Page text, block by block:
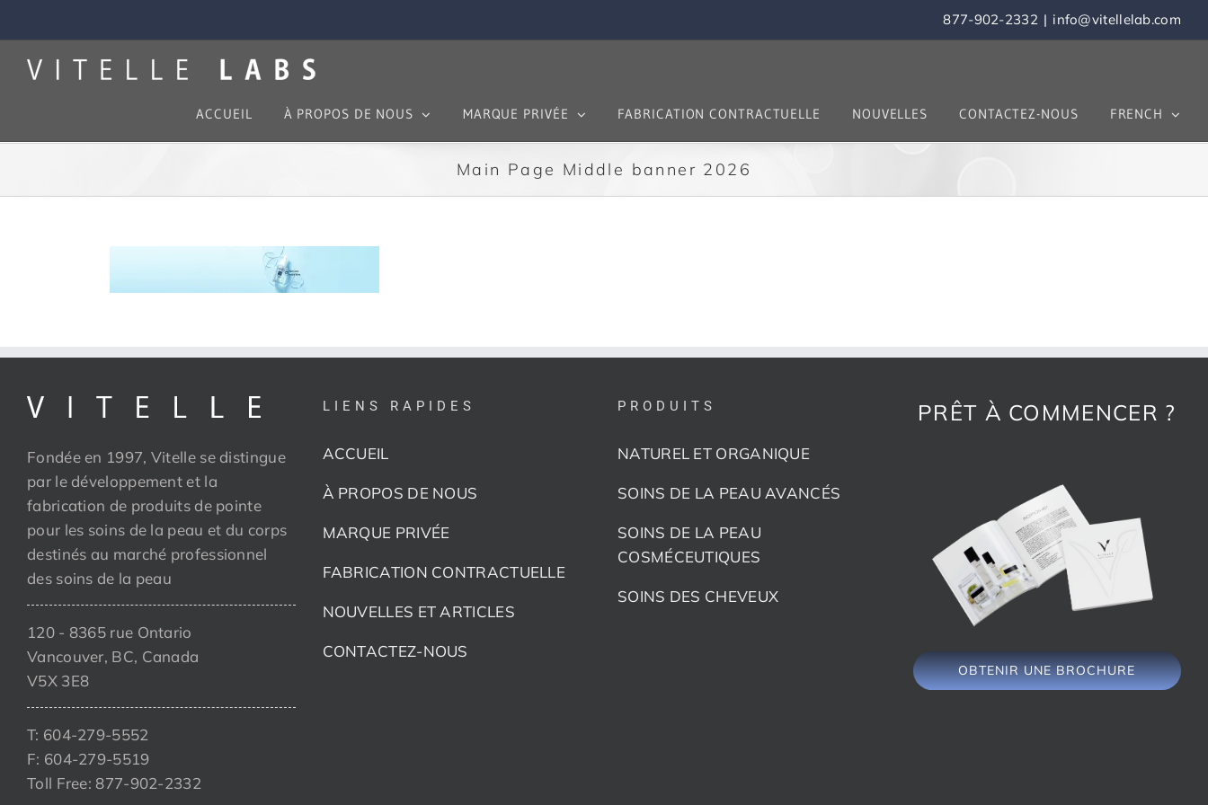
to
content
877-902-2332 | info@vitellelab.com
ACCUEIL À PROPOS DE NOUS MARQUE PRIVÉE FABRICATION CONTRACTUELLE NOUVELLES CONTACTEZ-NOUS FRENCH
Main Page Middle banner 2026
Fondée en 1997, Vitelle se distingue
par le développement et la
fabrication de produits de pointe
pour les soins de la peau et du corps
destinés au marché professionnel
des soins de la peau
120 - 8365 rue Ontario
Vancouver, BC, Canada
V5X 3E8
T: 604-279-5552
F: 604-279-5519
Toll Free: 877-902-2332
LIENS RAPIDES
ACCUEIL
À PROPOS DE NOUS
MARQUE PRIVÉE
FABRICATION CONTRACTUELLE
NOUVELLES ET ARTICLES
CONTACTEZ-NOUS
PRODUITS
NATUREL ET ORGANIQUE
SOINS DE LA PEAU AVANCÉS
SOINS DE LA PEAU
COSMÉCEUTIQUES
SOINS DES CHEVEUX
PRÊT À COMMENCER ?
OBTENIR UNE BROCHURE